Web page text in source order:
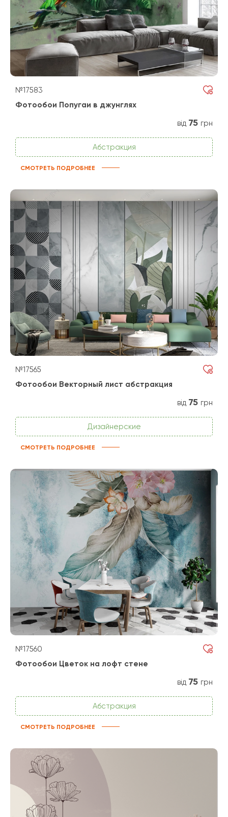
№17583
Фотообои Попугаи в джунглях
від 75 грн
Абстракция
СМОТРЕТЬ ПОДРОБНЕЕ
№17565
Фотообои Векторный лист абстракция
від 75 грн
Дизайнерские
СМОТРЕТЬ ПОДРОБНЕЕ
№17560
Фотообои Цветок на лофт стене
від 75 грн
Абстракция
СМОТРЕТЬ ПОДРОБНЕЕ